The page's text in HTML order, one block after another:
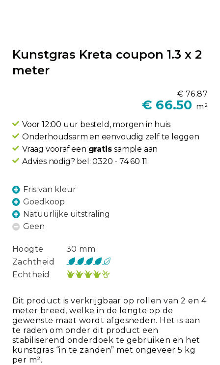
van
de
afbeeldingen-
Kunstgras Kreta coupon 1.3 x 2
meter
€ 76.87
€ 66.50 m²
Voor 12:00 uur besteld, morgen in huis
Onderhoudsarm en eenvoudig zelf te leggen
Vraag vooraf een gratissample aan
Advies nodig? bel: 0320 - 74 60 11
Fris van kleur
Goedkoop
Natuurlijke uitstraling
Geen
Hoogte
30 mm
Zachtheid
Echtheid
Dit product is verkrijgbaar op rollen van 2 en 4
meter breed, welke in de lengte op de
gewenste maat wordt afgesneden. Het is aan
te raden om onder dit product een
stabiliserend onderdoek te gebruiken en het
kunstgras “in te zanden” met ongeveer 5 kg
per m².